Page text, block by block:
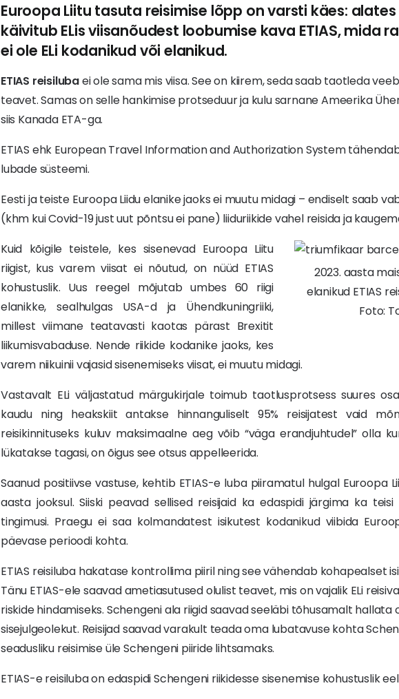
Euroopa Liitu tasuta reisimise lõpp on varsti käes:
käivitub ELis viisanõudest loobumise kava ETIAS, mida
ei ole ELi kodanikud või elanikud.
ETIAS reisilubaei ole sama mis viisa. See on kiirem, seda saab taotleda
teavet. Samas on selle hankimise protseduur ja kulu sarnane Ameerika
siis Kanada ETA-ga.
ETIAS ehk European Travel Information and Authorization System
lubade süsteemi.
Eesti ja teiste Euroopa Liidu elanike jaoks ei muutu midagi – endiselt saab
(khm kui Covid-19 just uut põntsu ei pane) liiduriikide vahel reisida ja
2023. aasta
elanikud ETIAS
Foto:
Kuid kõigile teistele, kes sisenevad Euroopa Liitu
riigist, kus varem viisat ei nõutud, on nüüd ETIAS
kohustuslik. Uus reegel mõjutab umbes 60 riigi
elanikke, sealhulgas USA-d ja Ühendkuningriiki,
millest viimane teatavasti kaotas pärast Brexitit
liikumisvabaduse. Nende riikide kodanike jaoks, kes
varem niikuinii vajasid sisenemiseks viisat, ei muutu midagi.
Vastavalt ELi väljastatud märgukirjale toimub taotlusprotsess suures
kaudu ning heakskiit antakse hinnanguliselt 95% reisijatest vaid
reisikinnituseks kuluv maksimaalne aeg võib “väga erandjuhtudel” olla
lükatakse tagasi, on õigus see otsus appelleerida.
Saanud positiivse vastuse, kehtib ETIAS-e luba piiramatul hulgal Euroopa
aasta jooksul. Siiski peavad sellised reisijaid ka edaspidi järgima ka
tingimusi. Praegu ei saa kolmandatest isikutest kodanikud viibida
päevase perioodi kohta.
ETIAS reisiluba hakatase kontrollima piiril ning see vähendab kohapealset
Tänu ETIAS-ele saavad ametiasutused olulist teavet, mis on vajalik ELi
riskide hindamiseks. Schengeni ala riigid saavad seeläbi tõhusamalt
sisejulgeolekut. Reisijad saavad varakult teada oma lubatavuse kohta
seadusliku reisimise üle Schengeni piiride lihtsamaks.
ETIAS-e reisiluba on edaspidi Schengeni riikidesse sisenemise kohustuslik